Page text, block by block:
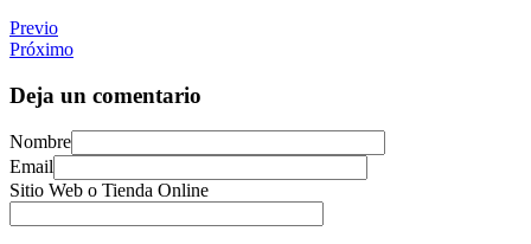
Previo
Próximo
Deja un comentario
Nombre
Email
Sitio Web o Tienda Online